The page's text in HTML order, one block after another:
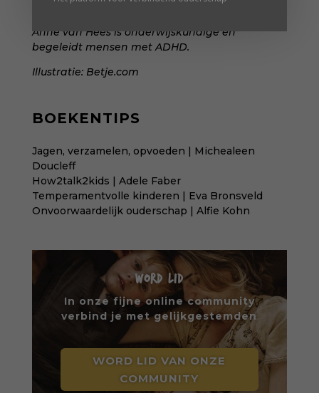
via haar
Anne van Heesis onderwijskundige en
begeleidt mensen met ADHD.
Illustratie: Betje.com
BOEKENTIPS
Jagen, verzamelen, opvoeden | Michealeen
Doucleff
How2talk2kids | Adele Faber
Temperamentvolle kinderen | Eva Bronsveld
Onvoorwaardelijk ouderschap | Alfie Kohn
WORD LID
In onze fijne online community
verbind je met gelijkgestemden
WORD LID VAN ONZE
COMMUNITY